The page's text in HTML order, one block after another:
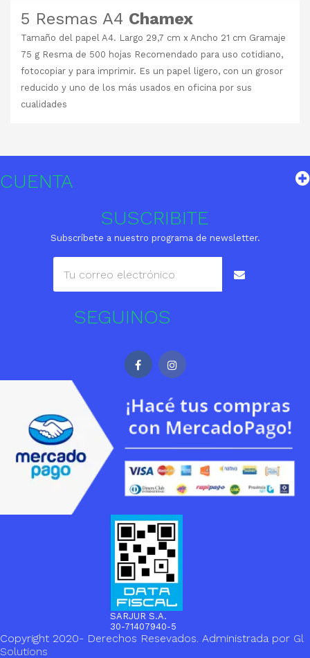
5 Resmas A4 Chamex
Tamaño del papel A4. Largo 29,7 cm x Ancho 21 cm Gramaje
75 g Resma de 500 hojas Recomendado para uso cotidiano,
fotocopiar y para imprimir. Es un papel ligero, con un grosor
reducido y uno de los más usados en oficina por sus
cualidades
CUENTA
SUSCRIBITE
Subscríbete a nuestro programa de newsletter.
SEGUINOS
SARJUR S.A.
30-71407940-5
Copyright 2020- Derechos Resevados. Administrada por Gl
Solutions